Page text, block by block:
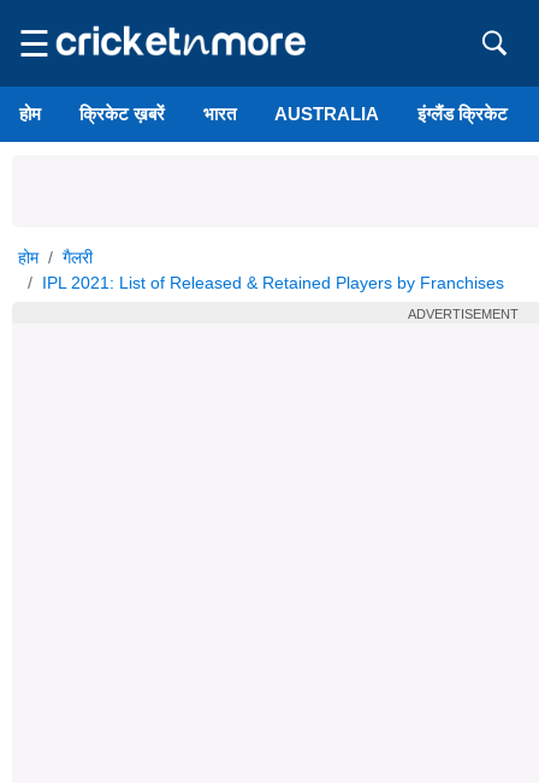
☰
होम क्रिकेट ख़बरें भारत AUSTRALIA इंग्लैंड क्रिकेट
होम
गैलरी
IPL 2021: List of Released & Retained Players by Franchises
ADVERTISEMENT